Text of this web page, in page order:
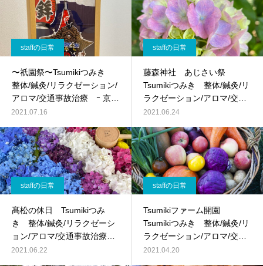
staffの日常
〜祇園祭〜Tsumikiつみき
整体/鍼灸/リラクゼーション/
アロマ/交通事故治療 ｰ 京都
伏見 –
2021.07.16
staffの日常
藤森神社 あじさい祭
Tsumikiつみき 整体/鍼灸/リ
ラクゼーション/アロマ/交通
事故治療 ｰ 京都 伏見 –
2021.06.24
staffの日常
髙松の休日 Tsumikiつみ
き 整体/鍼灸/リラクゼーシ
ョン/アロマ/交通事故治療 ｰ
京都 伏見 –
2021.06.22
staffの日常
Tsumikiファーム開園
Tsumikiつみき 整体/鍼灸/リ
ラクゼーション/アロマ/交通
事故治療 ｰ 京都伏見 –
2021.04.20